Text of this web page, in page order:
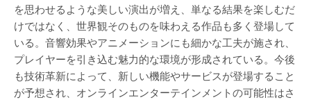
を思わせるような美しい演出が増え、単なる結果を楽しむだ
けではなく、世界観そのものを味わえる作品も多く登場して
いる。音響効果やアニメーションにも細かな工夫が施され、
プレイヤーを引き込む魅力的な環境が形成されている。今後
も技術革新によって、新しい機能やサービスが登場すること
が予想され、オンラインエンターテインメントの可能性はさ